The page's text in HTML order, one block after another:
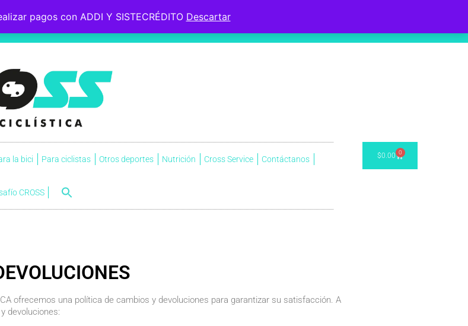
pagos con ADDI Y SISTECRÉDITO Descartar
la bici Para ciclistas Otros deportes Nutrición Cross Service Contáctanos
CROSS
$0.00 0
ofrecemos una política de cambios y devoluciones para garantizar su satisfacción. A
devoluciones: